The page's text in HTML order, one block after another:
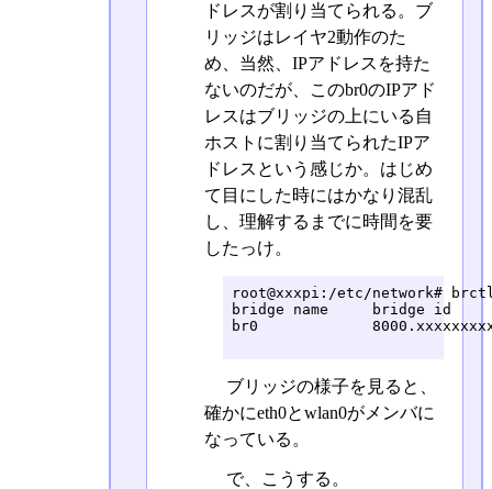
ドレスが割り当てられる。ブ
リッジはレイヤ2動作のた
め、当然、IPアドレスを持た
ないのだが、このbr0のIPアド
レスはブリッジの上にいる自
ホストに割り当てられたIPア
ドレスという感じか。はじめ
て目にした時にはかなり混乱
し、理解するまでに時間を要
したっけ。
root@xxxpi:/etc/network#
bridge name     bridge id
br0
ブリッジの様子を見ると、
確かにeth0とwlan0がメンバに
なっている。
で、こうする。